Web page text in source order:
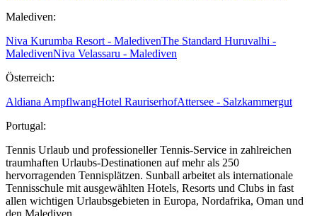
Malediven:
Niva Kurumba Resort - MaledivenThe Standard Huruvalhi -
MaledivenNiva Velassaru - Malediven
Österreich:
Aldiana AmpflwangHotel RauriserhofAttersee - Salzkammergut
Portugal:
Tennis Urlaub und professioneller Tennis-Service in zahlreichen
traumhaften Urlaubs-Destinationen auf mehr als 250
hervorragenden Tennisplätzen. Sunball arbeitet als internationale
Tennisschule mit ausgewählten Hotels, Resorts und Clubs in fast
allen wichtigen Urlaubsgebieten in Europa, Nordafrika, Oman und